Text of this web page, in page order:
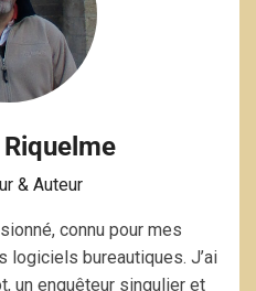
& Auteur
connu pour mes
logiciels bureautiques. J’ai
un enquêteur singulier et